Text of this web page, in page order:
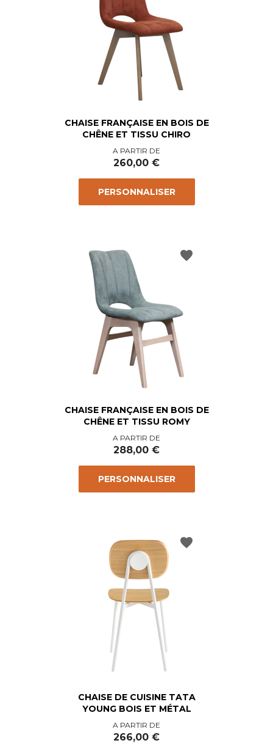
CHAISE FRANÇAISE EN BOIS DE
CHÊNE ET TISSU CHIRO
Prix
A PARTIR DE
260,00 €
PERSONNALISER
CHAISE FRANÇAISE EN BOIS DE
CHÊNE ET TISSU ROMY
Prix
A PARTIR DE
288,00 €
PERSONNALISER
favorite
CHAISE DE CUISINE TATA
YOUNG BOIS ET MÉTAL
Prix
A PARTIR DE
266,00 €
favorite